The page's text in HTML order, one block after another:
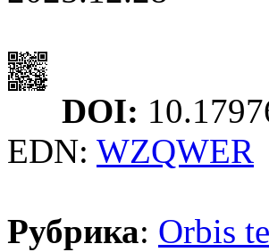
DOI:
EDN: WZQWER
Рубрика: Orbis